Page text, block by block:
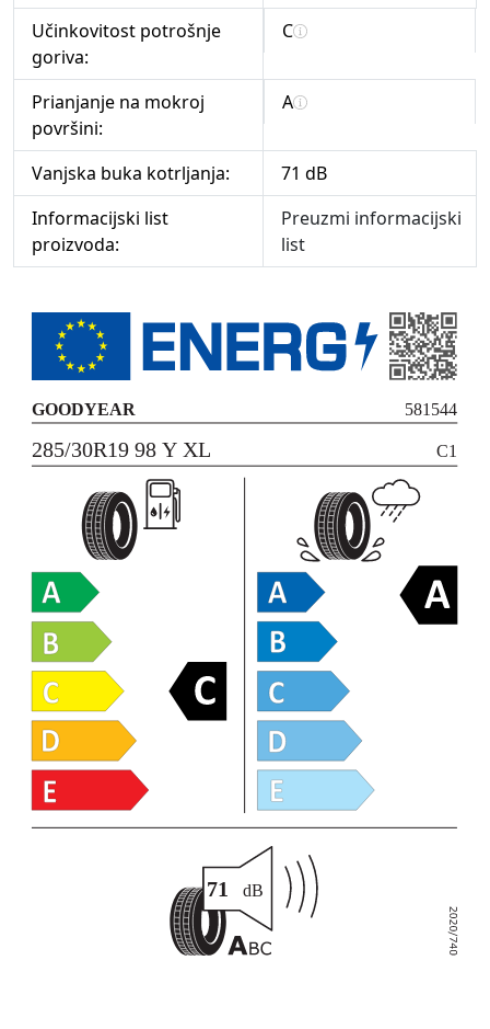
Učinkovitost potrošnje
goriva:
C
Prianjanje na mokroj
površini:
A
Vanjska buka kotrljanja:
71 dB
Informacijski list
proizvoda:
Preuzmi informacijski
list